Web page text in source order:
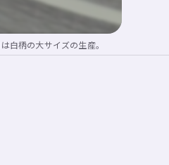
白柄の大サイズの生産。